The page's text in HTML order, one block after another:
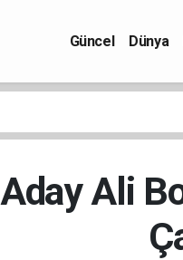
Güncel Dünya
Ali